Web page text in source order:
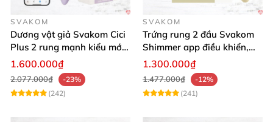
SVAKOM
Dương vật giả Svakom Cici
Plus 2 rung mạnh kiểu mới
điều khiển qua App kích
1.600.000₫
2.077.000₫
-23%
(242)
SVAKOM
Trứng rung 2 đầu Svakom
Shimmer app điều khiển,
siêu kích thích
1.300.000₫
1.477.000₫
-12%
(241)